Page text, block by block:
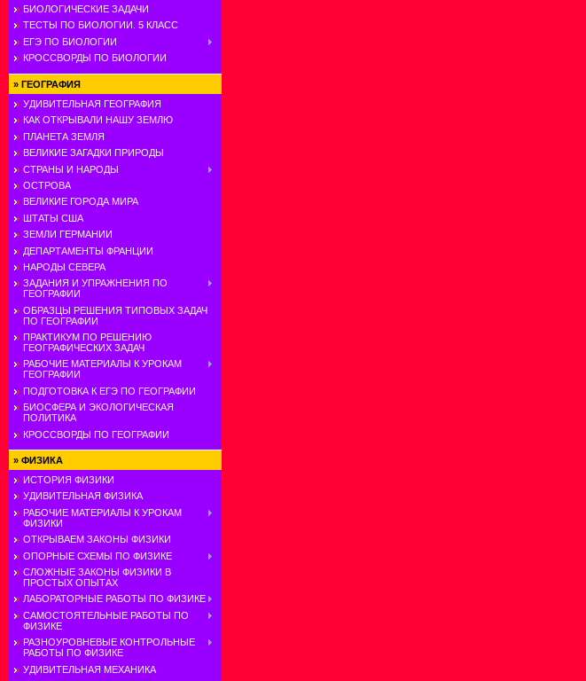
БИОЛОГИЧЕСКИЕ ЗАДАЧИ
ТЕСТЫ ПО БИОЛОГИИ. 5 КЛАСС
ЕГЭ ПО БИОЛОГИИ
КРОССВОРДЫ ПО БИОЛОГИИ
» ГЕОГРАФИЯ
УДИВИТЕЛЬНАЯ ГЕОГРАФИЯ
КАК ОТКРЫВАЛИ НАШУ ЗЕМЛЮ
ПЛАНЕТА ЗЕМЛЯ
ВЕЛИКИЕ ЗАГАДКИ ПРИРОДЫ
СТРАНЫ И НАРОДЫ
ОСТРОВА
ВЕЛИКИЕ ГОРОДА МИРА
ШТАТЫ США
ЗЕМЛИ ГЕРМАНИИ
ДЕПАРТАМЕНТЫ ФРАНЦИИ
НАРОДЫ СЕВЕРА
ЗАДАНИЯ И УПРАЖНЕНИЯ ПО
ГЕОГРАФИИ
ОБРАЗЦЫ РЕШЕНИЯ ТИПОВЫХ ЗАДАЧ
ПО ГЕОГРАФИИ
ПРАКТИКУМ ПО РЕШЕНИЮ
ГЕОГРАФИЧЕСКИХ ЗАДАЧ
РАБОЧИЕ МАТЕРИАЛЫ К УРОКАМ
ГЕОГРАФИИ
ПОДГОТОВКА К ЕГЭ ПО ГЕОГРАФИИ
БИОСФЕРА И ЭКОЛОГИЧЕСКАЯ
ПОЛИТИКА
КРОССВОРДЫ ПО ГЕОГРАФИИ
» ФИЗИКА
ИСТОРИЯ ФИЗИКИ
УДИВИТЕЛЬНАЯ ФИЗИКА
РАБОЧИЕ МАТЕРИАЛЫ К УРОКАМ
ФИЗИКИ
ОТКРЫВАЕМ ЗАКОНЫ ФИЗИКИ
ОПОРНЫЕ СХЕМЫ ПО ФИЗИКЕ
СЛОЖНЫЕ ЗАКОНЫ ФИЗИКИ В
ПРОСТЫХ ОПЫТАХ
ЛАБОРАТОРНЫЕ РАБОТЫ ПО ФИЗИКЕ
САМОСТОЯТЕЛЬНЫЕ РАБОТЫ ПО
ФИЗИКЕ
РАЗНОУРОВНЕВЫЕ КОНТРОЛЬНЫЕ
РАБОТЫ ПО ФИЗИКЕ
УДИВИТЕЛЬНАЯ МЕХАНИКА